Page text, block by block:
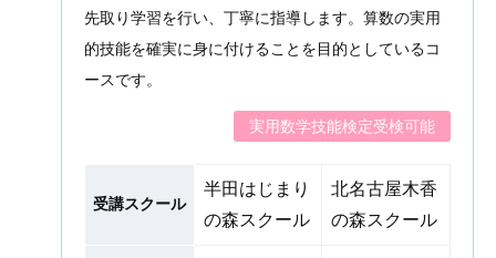
先取り学習を行い、丁寧に指導します。算数の実用
的技能を確実に身に付けることを目的としているコ
ースです。
実用数学技能検定受検可能
受講スクール
半田はじまり
の森スクール
北名古屋木香
の森スクール